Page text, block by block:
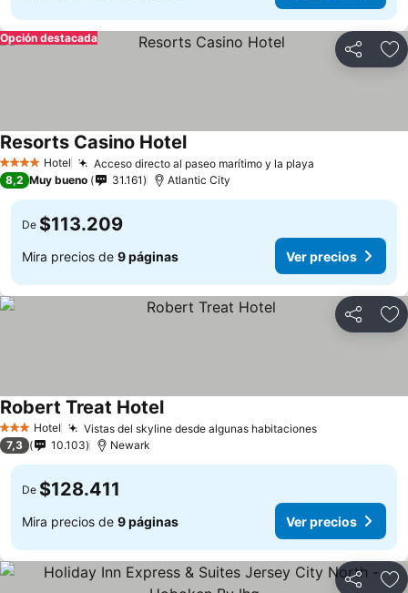
Compartir
Opción destacada
4 EstrellasHotel Acceso directo al paseo marítimo y la playa
Resorts Casino Hotel
8,2 Muy bueno 31.161 Atlantic City
De $113.209
Mira precios de 9 páginas Ver precios
Compartir
3 Estrellas
Hotel Vistas del skyline desde algunas habitaciones
Robert Treat Hotel
7,3 10.103 Newark
De $128.411
Mira precios de 9 páginas Ver precios
Compartir